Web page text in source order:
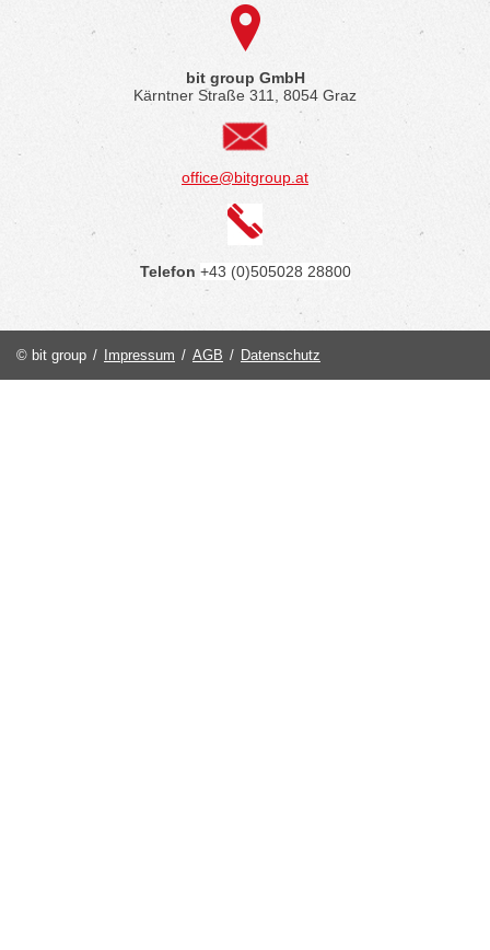
bit group GmbH
Kärntner Straße 311, 8054 Graz
office@bitgroup.at
Telefon +43 (0)505028 28800
© bit group / Impressum / AGB / Datenschutz